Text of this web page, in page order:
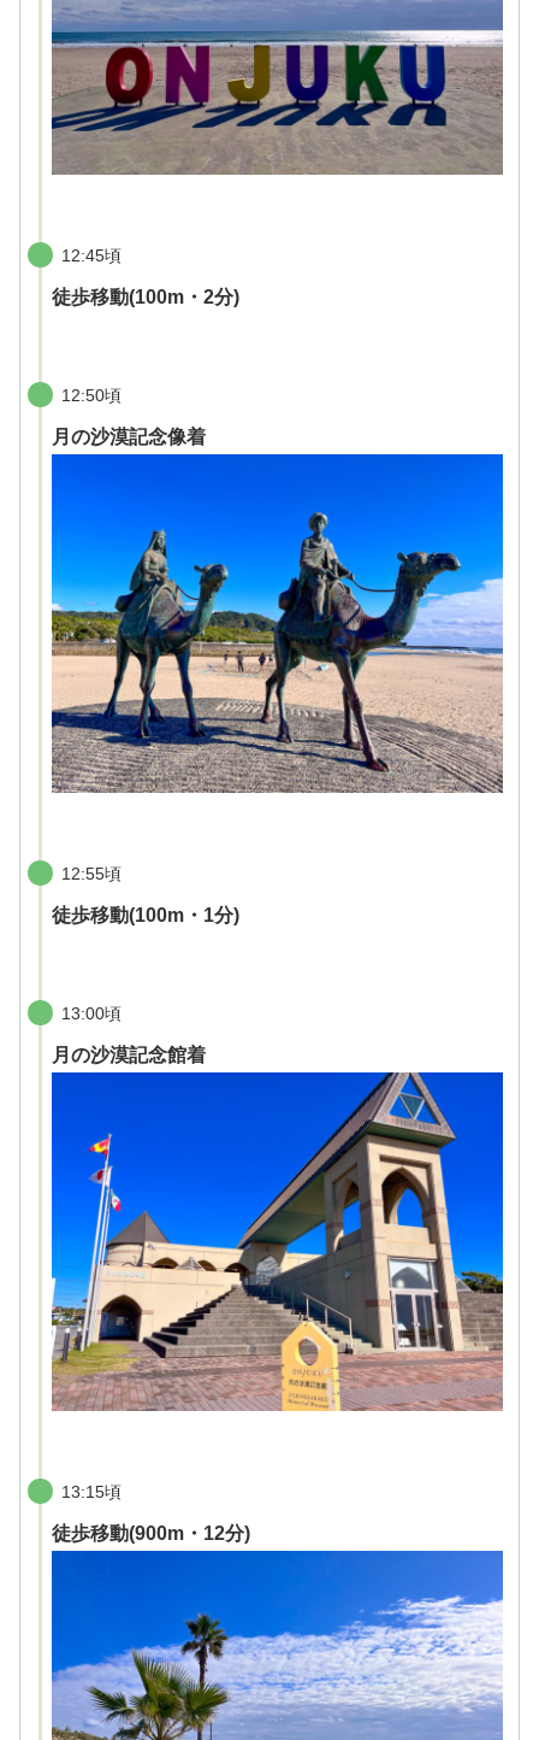
12:45頃
徒歩移動(100m・2分)
12:50頃
月の沙漠記念像着
12:55頃
徒歩移動(100m・1分)
13:00頃
月の沙漠記念館着
13:15頃
徒歩移動(900m・12分)